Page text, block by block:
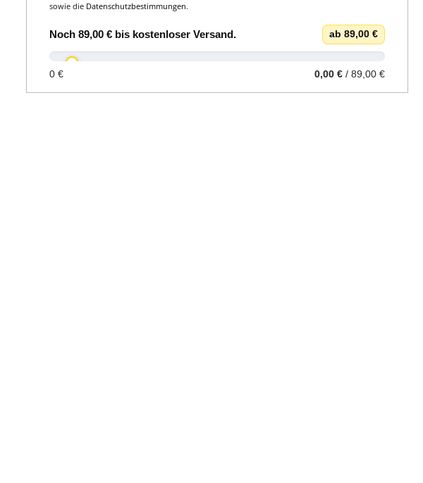
sowie die Datenschutzbestimmungen.
Noch 89,00 €bis kostenloser Versand. ab 89,00 €
0 € 0,00 € / 89,00 €